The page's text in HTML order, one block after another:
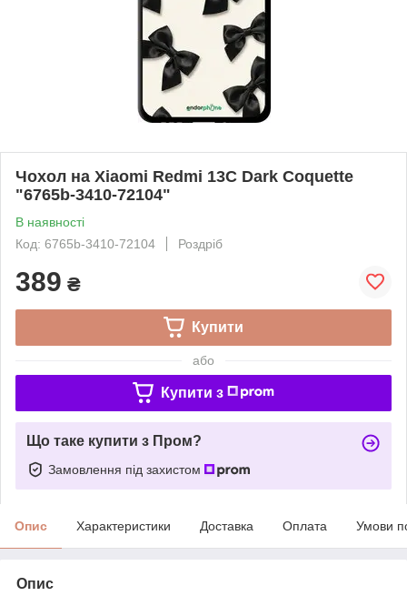
Чохол на Xiaomi Redmi 13C Dark Coquette
"6765b-3410-72104"
В наявності
Код: 6765b-3410-72104
Роздріб
389 ₴
Купити
або
Купити з
Що таке купити з Пром?
Замовлення під захистом
Опис Характеристики Доставка Оплата Умови
Опис